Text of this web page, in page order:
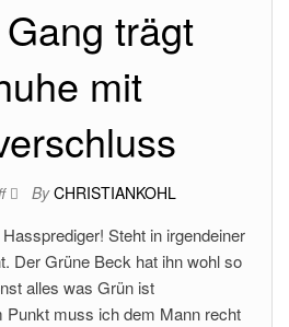
trägt
mit
By CHRISTIANKOHL
Steht in irgendeiner
Der Grüne Beck hat ihn wohl so
alles was Grün ist
Punkt muss ich dem Mann recht